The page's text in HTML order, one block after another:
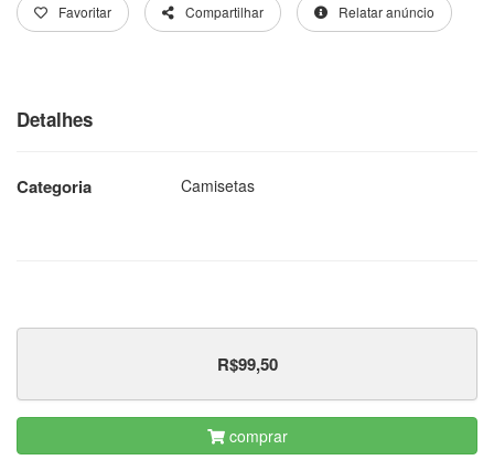
Favoritar Compartilhar Relatar anúncio
Detalhes
Categoria Camisetas
R$99,50
comprar